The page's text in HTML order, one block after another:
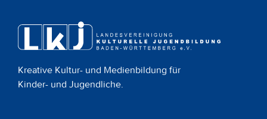
Kreative Kultur- und Medienbildung für
Kinder- und Jugendliche.